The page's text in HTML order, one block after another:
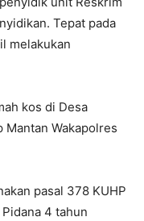
Tepat pada
melakukan
kos di Desa
Mantan Wakapolres
pasal 378 KUHP
4 tahun